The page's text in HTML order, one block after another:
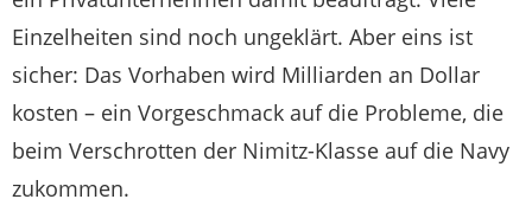
Einzelheiten sind noch ungeklärt. Aber eins ist
sicher: Das Vorhaben wird Milliarden an Dollar
kosten – ein Vorgeschmack auf die Probleme, die
beim Verschrotten der Nimitz-Klasse auf die Navy
zukommen.